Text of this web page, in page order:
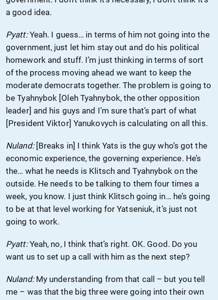
a good idea.
Pyatt:Yeah. I guess… in terms of him not going into the
government, just let him stay out and do his political
homework and stuff. I’m just thinking in terms of sort
of the process moving ahead we want to keep the
moderate democrats together. The problem is going to
be Tyahnybok [Oleh Tyahnybok, the other opposition
leader] and his guys and I’m sure that’s part of what
[President Viktor] Yanukovych is calculating on all this.
Nuland:[Breaks in] I think Yats is the guy who’s got the
economic experience, the governing experience. He’s
the… what he needs is Klitsch and Tyahnybok on the
outside. He needs to be talking to them four times a
week, you know. I just think Klitsch going in… he’s going
to be at that level working for Yatseniuk, it’s just not
going to work.
Pyatt:Yeah, no, I think that’s right. OK. Good. Do you
want us to set up a call with him as the next step?
Nuland:My understanding from that call – but you tell
me – was that the big three were going into their own